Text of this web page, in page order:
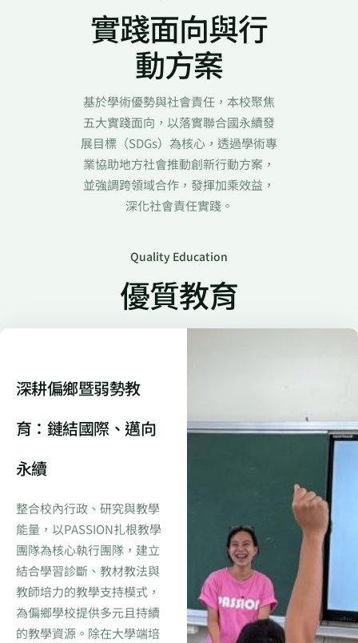
實踐面向與行
動方案
基於學術優勢與社會責任，本校聚焦
五大實踐面向，以落實聯合國永續發
展目標（SDGs）為核心，透過學術專
業協助地方社會推動創新行動方案，
並強調跨領域合作，發揮加乘效益，
深化社會責任實踐。
Quality Education
優質教育
深耕偏鄉暨弱勢教
育：鏈結國際、邁向
永續
整合校內行政、研究與教學
能量，以PASSION扎根教學
團隊為核心執行團隊，建立
結合學習診斷、教材教法與
教師培力的教學支持模式，
為偏鄉學校提供多元且持續
的教學資源。除在大學端培